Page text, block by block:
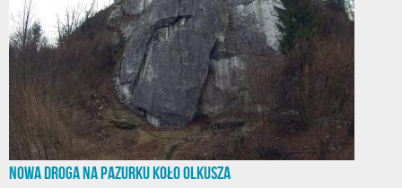
Nowa droga na Pazurku koło Olkusza